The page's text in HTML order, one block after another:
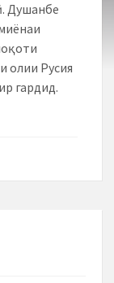
Душанбе
олии Русия
гардид.